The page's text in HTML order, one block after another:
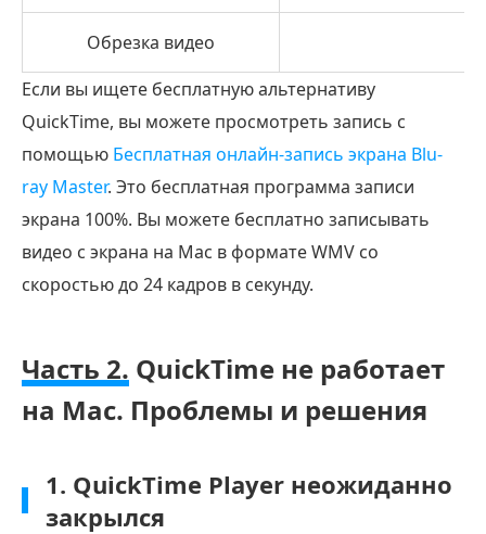
Бесплатная загрузка
Для Windows
Бесплатная загрузка
для MacOS
Обрезка видео
Если вы ищете бесплатную альтернативу
QuickTime, вы можете просмотреть запись с
помощью Бесплатная онлайн-запись экрана Blu-
ray Master. Это бесплатная программа записи
экрана 100%. Вы можете бесплатно записывать
видео с экрана на Mac в формате WMV со
скоростью до 24 кадров в секунду.
Часть 2. QuickTime не работает
на Mac. Проблемы и решения
1. QuickTime Player неожиданно
закрылся